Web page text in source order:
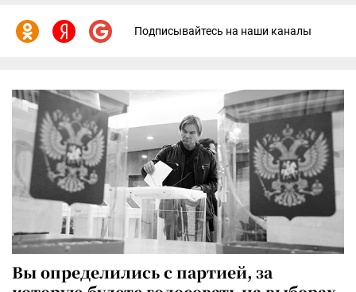
Подписывайтесь на наши каналы
Вы определились с партией, за